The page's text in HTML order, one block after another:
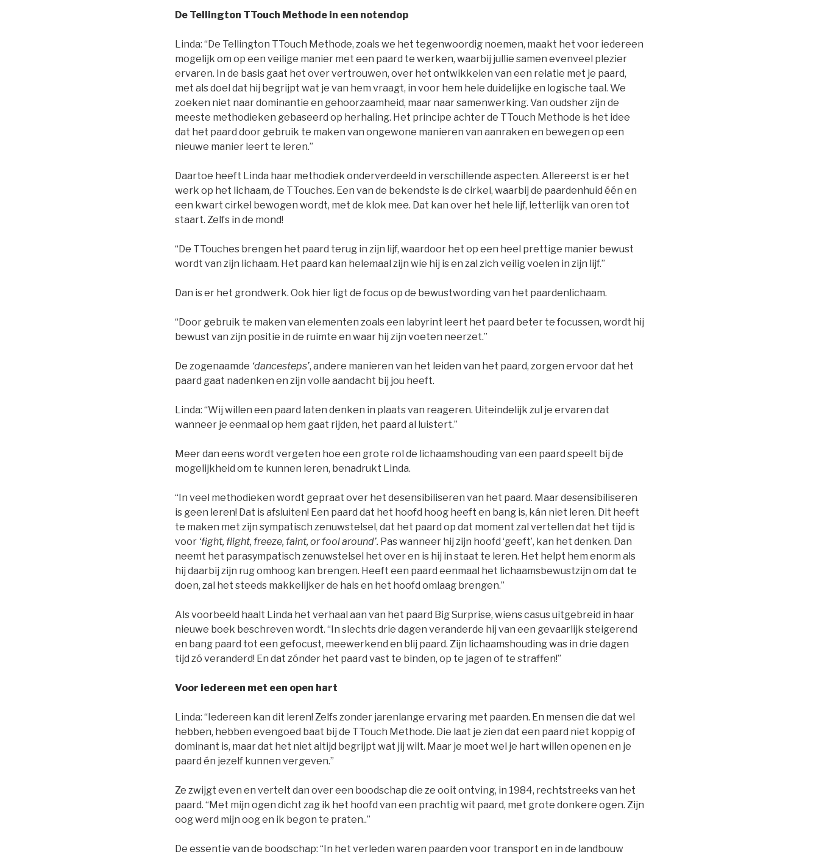
De Tellington TTouch Methode in een notendop
Linda: “De Tellington TTouch Methode, zoals we het tegenwoordig noemen, maakt het voor iedereen
mogelijk om op een veilige manier met een paard te werken, waarbij jullie samen evenveel plezier
ervaren. In de basis gaat het over vertrouwen, over het ontwikkelen van een relatie met je paard,
met als doel dat hij begrijpt wat je van hem vraagt, in voor hem hele duidelijke en logische taal. We
zoeken niet naar dominantie en gehoorzaamheid, maar naar samenwerking. Van oudsher zijn de
meeste methodieken gebaseerd op herhaling. Het principe achter de TTouch Methode is het idee
dat het paard door gebruik te maken van ongewone manieren van aanraken en bewegen op een
nieuwe manier leert te leren.”
Daartoe heeft Linda haar methodiek onderverdeeld in verschillende aspecten. Allereerst is er het
werk op het lichaam, de TTouches. Een van de bekendste is de cirkel, waarbij de paardenhuid één en
een kwart cirkel bewogen wordt, met de klok mee. Dat kan over het hele lijf, letterlijk van oren tot
staart. Zelfs in de mond!
“De TTouches brengen het paard terug in zijn lijf, waardoor het op een heel prettige manier bewust
wordt van zijn lichaam. Het paard kan helemaal zijn wie hij is en zal zich veilig voelen in zijn lijf.”
Dan is er het grondwerk. Ook hier ligt de focus op de bewustwording van het paardenlichaam.
“Door gebruik te maken van elementen zoals een labyrint leert het paard beter te focussen, wordt hij
bewust van zijn positie in de ruimte en waar hij zijn voeten neerzet.”
De zogenaamde ‘dancesteps’, andere manieren van het leiden van het paard, zorgen ervoor dat het
paard gaat nadenken en zijn volle aandacht bij jou heeft.
Linda: “Wij willen een paard laten denken in plaats van reageren. Uiteindelijk zul je ervaren dat
wanneer je eenmaal op hem gaat rijden, het paard al luistert.”
Meer dan eens wordt vergeten hoe een grote rol de lichaamshouding van een paard speelt bij de
mogelijkheid om te kunnen leren, benadrukt Linda.
“In veel methodieken wordt gepraat over het desensibiliseren van het paard. Maar desensibiliseren
is geen leren! Dat is afsluiten! Een paard dat het hoofd hoog heeft en bang is, kán niet leren. Dit heeft
te maken met zijn sympatisch zenuwstelsel, dat het paard op dat moment zal vertellen dat het tijd is
voor ‘fight, flight, freeze, faint, or fool around’. Pas wanneer hij zijn hoofd ‘geeft’, kan het denken. Dan
neemt het parasympatisch zenuwstelsel het over en is hij in staat te leren. Het helpt hem enorm als
hij daarbij zijn rug omhoog kan brengen. Heeft een paard eenmaal het lichaamsbewustzijn om dat te
doen, zal het steeds makkelijker de hals en het hoofd omlaag brengen.”
Als voorbeeld haalt Linda het verhaal aan van het paard Big Surprise, wiens casus uitgebreid in haar
nieuwe boek beschreven wordt. “In slechts drie dagen veranderde hij van een gevaarlijk steigerend
en bang paard tot een gefocust, meewerkend en blij paard. Zijn lichaamshouding was in drie dagen
tijd zó veranderd! En dat zónder het paard vast te binden, op te jagen of te straffen!”
Voor iedereen met een open hart
Linda: “Iedereen kan dit leren! Zelfs zonder jarenlange ervaring met paarden. En mensen die dat wel
hebben, hebben evengoed baat bij de TTouch Methode. Die laat je zien dat een paard niet koppig of
dominant is, maar dat het niet altijd begrijpt wat jij wilt. Maar je moet wel je hart willen openen en je
paard én jezelf kunnen vergeven.”
Ze zwijgt even en vertelt dan over een boodschap die ze ooit ontving, in 1984, rechtstreeks van het
paard. “Met mijn ogen dicht zag ik het hoofd van een prachtig wit paard, met grote donkere ogen. Zijn
oog werd mijn oog en ik begon te praten..”
De essentie van de boodschap: “In het verleden waren paarden voor transport en in de landbouw